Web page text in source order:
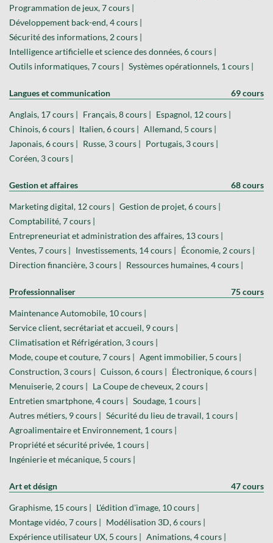
Programmation de jeux, 7 cours |
Développement back-end, 4 cours |
Sécurité des informations, 2 cours |
Intelligence artificielle et science des données, 6 cours |
Outils informatiques, 7 cours |
Systèmes opérationnels, 1 cours |
Langues et communication 69 cours
Anglais, 17 cours | Français, 8 cours |
Espagnol, 12 cours |
Chinois, 6 cours |
Italien, 6 cours |
Allemand, 5 cours |
Japonais, 6 cours |
Russe, 3 cours |
Portugais, 3 cours |
Coréen, 3 cours |
Gestion et affaires 68 cours
Marketing digital, 12 cours |
Gestion de projet, 6 cours |
Comptabilité, 7 cours |
Entrepreneuriat et administration des affaires, 13 cours |
Ventes, 7 cours |
Investissements, 14 cours |
Économie, 2 cours |
Direction financière, 3 cours |
Ressources humaines, 4 cours |
Professionnaliser 75 cours
Maintenance Automobile, 10 cours |
Service client, secrétariat et accueil, 9 cours |
Climatisation et Réfrigération, 3 cours |
Mode, coupe et couture, 7 cours |
Agent immobilier, 5 cours |
Construction, 3 cours |
Cuisson, 6 cours |
Électronique, 6 cours |
Menuiserie, 2 cours |
La Coupe de cheveux, 2 cours |
Entretien smartphone, 4 cours |
Soudage, 1 cours |
Autres métiers, 9 cours |
Sécurité du lieu de travail, 1 cours |
Agroalimentaire et Environnement, 1 cours |
Propriété et sécurité privée, 1 cours |
Ingénierie et mécanique, 5 cours |
Art et désign 47 cours
Graphisme, 15 cours |
L'édition d'image, 10 cours |
Montage vidéo, 7 cours |
Modélisation 3D, 6 cours |
Expérience utilisateur UX, 5 cours |
Animations, 4 cours |